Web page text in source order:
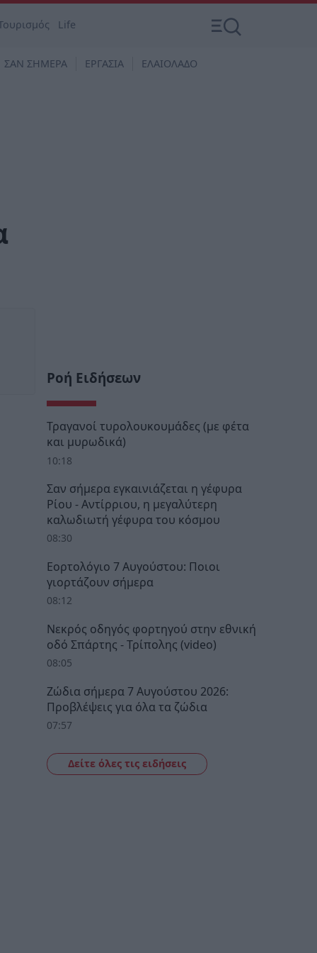
Life
ΣΑΝ ΣΗΜΕΡΑ ΕΡΓΑΣΙΑ ΕΛΑΙΟΛΑΔΟ
Ροή Ειδήσεων
Τραγανοί τυρολουκουμάδες (με φέτα
και μυρωδικά)
10:18
Σαν σήμερα εγκαινιάζεται η γέφυρα
Ρίου - Αντίρριου, η μεγαλύτερη
καλωδιωτή γέφυρα του κόσμου
08:30
Εορτολόγιο 7 Αυγούστου: Ποιοι
γιορτάζουν σήμερα
08:12
Νεκρός οδηγός φορτηγού στην εθνική
οδό Σπάρτης - Τρίπολης (video)
08:05
Ζώδια σήμερα 7 Αυγούστου 2026:
Προβλέψεις για όλα τα ζώδια
07:57
Δείτε όλες τις ειδήσεις